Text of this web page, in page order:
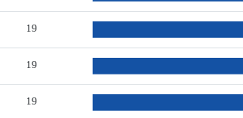
19
19
19